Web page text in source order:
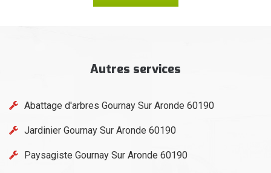
Autres services
Abattage d'arbres Gournay Sur Aronde 60190
Jardinier Gournay Sur Aronde 60190
Paysagiste Gournay Sur Aronde 60190